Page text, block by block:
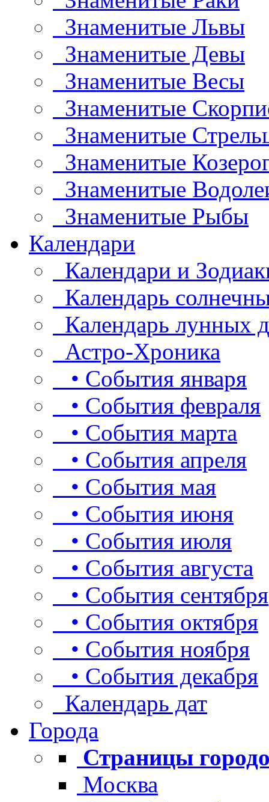
Знаменитые Львы
Знаменитые Девы
Знаменитые Весы
Знаменитые
Знаменитые
Знаменитые
Знаменитые
Знаменитые Рыбы
Календари
Календари и
Календарь
Календарь лунных
Астро-Хроника
• События января
• События февраля
• События марта
• События апреля
• События мая
• События июня
• События июля
• События августа
• События сентября
• События октября
• События ноября
• События декабря
Календарь дат
Города
Страницы
Москва